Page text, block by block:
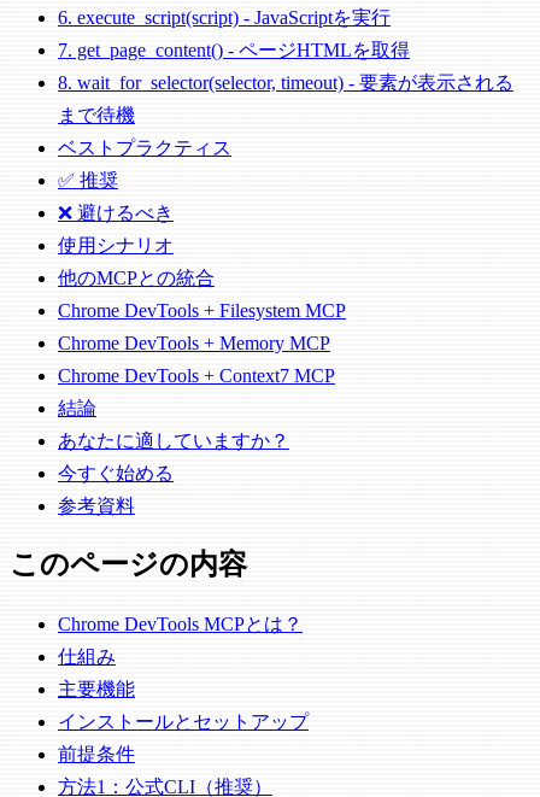
6. execute_script(script) - JavaScriptを実行
7. get_page_content() - ページHTMLを取得
8. wait_for_selector(selector, timeout) - 要素が表示される
まで待機
ベストプラクティス
✅ 推奨
❌ 避けるべき
使用シナリオ
他のMCPとの統合
Chrome DevTools + Filesystem MCP
Chrome DevTools + Memory MCP
Chrome DevTools + Context7 MCP
結論
あなたに適していますか？
今すぐ始める
参考資料
このページの内容
Chrome DevTools MCPとは？
仕組み
主要機能
インストールとセットアップ
前提条件
方法1：公式CLI（推奨）